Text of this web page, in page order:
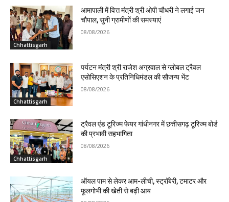
Chhattisgarh
आमापाली में वित्त मंत्री श्री ओपी चौधरी ने लगाई जन
चौपाल, सुनी ग्रामीणों की समस्याएं
08/08/2026
Chhattisgarh
पर्यटन मंत्री श्री राजेश अग्रवाल से ग्लोबल ट्रैवल
एसोसिएशन के प्रतिनिधिमंडल की सौजन्य भेंट
08/08/2026
Chhattisgarh
ट्रैवल एंड टूरिज्म फेयर गांधीनगर में छत्तीसगढ़ टूरिज्म बोर्ड
की प्रभावी सहभागिता
08/08/2026
ऑयल पाम से लेकर आम-लीची, स्ट्रॉबेरी, टमाटर और
फूलगोभी की खेती से बढ़ी आय